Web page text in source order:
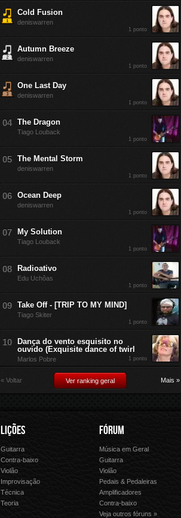
Cold Fusion
deniswarren
1 ponto
Autumn Breeze
deniswarren
1 ponto
One Last Day
deniswarren
1 ponto
The Dragon
Tiago Louback
1 ponto
The Mental Storm
deniswarren
1 ponto
Ocean Deep
deniswarren
1 ponto
My Solution
Tiago Louback
1 ponto
Radioativo
Edu Uchôas
1 ponto
Take Off - [TRIP TO MY MIND]
Tiago Skiter
1 ponto
Dança do vento esquisito no
ouvido (Exquisite dance of twirl
Marlos Pobre 1 ponto
« Voltar Ver ranking geral Mais »
LIÇÕES
Guitarra
Contra-baixo
Violão
Improvisação
Técnica
Teoria
FÓRUM
Música em Geral
Guitarra
Violão
Pedais & Pedaleiras
Amplificadores
Contra-baixo
Veja outros fóruns »
Cifra Club
Ouvir Música